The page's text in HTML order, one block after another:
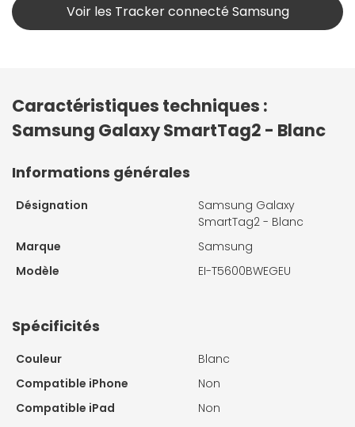
Voir les Tracker connecté Samsung
Caractéristiques techniques :
Samsung Galaxy SmartTag2 - Blanc
Informations générales
Désignation
Samsung Galaxy
SmartTag2 - Blanc
Marque
Samsung
Modèle
EI-T5600BWEGEU
Spécificités
Couleur
Blanc
Compatible iPhone
Non
Compatible iPad
Non